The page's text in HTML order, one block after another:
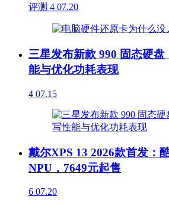
评测 4 07.20
三星发布新款 990 固态硬
能与优化功耗表现
4 07.15
戴尔XPS 13 2026款首发：
NPU，7649元起售
6 07.20